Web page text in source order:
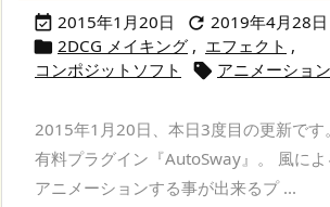
 2015年1月20日  2019年4月28日
 2DCG メイキング , エフェクト ,
コンポジットソフト
 アニメーション
2015年1月20日、本日3度目の更新で
有料プラグイン『AutoSway』。 風に
アニメーションする事が出来るプ ...